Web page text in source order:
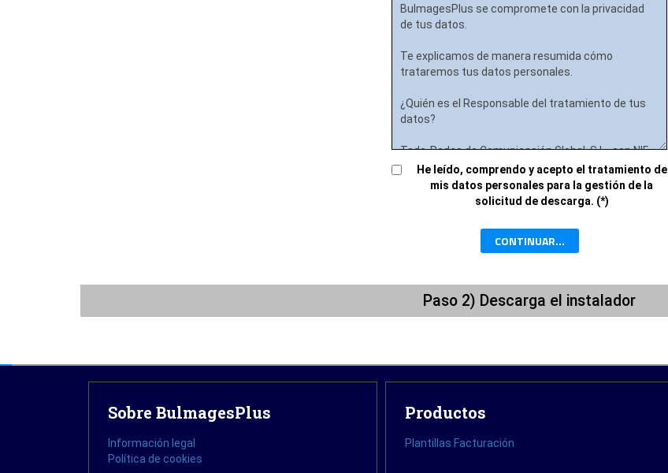
He leído, comprendo y acepto el tratamiento de
mis datos personales para la gestión de la
solicitud de descarga. (*)
CONTINUAR...
Paso 2) Descarga el instalador
Sobre BulmagesPlus
Información legal
Política de cookies
Productos
Plantillas Facturación